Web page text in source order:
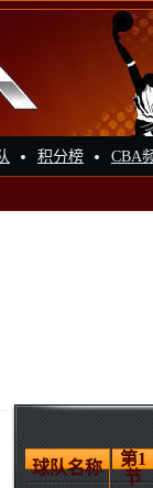
积分榜 CBA
球队名称
第1
节